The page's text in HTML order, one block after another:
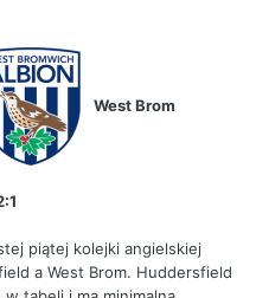
West Brom
piątej kolejki angielskiej
a West Brom. Huddersfield